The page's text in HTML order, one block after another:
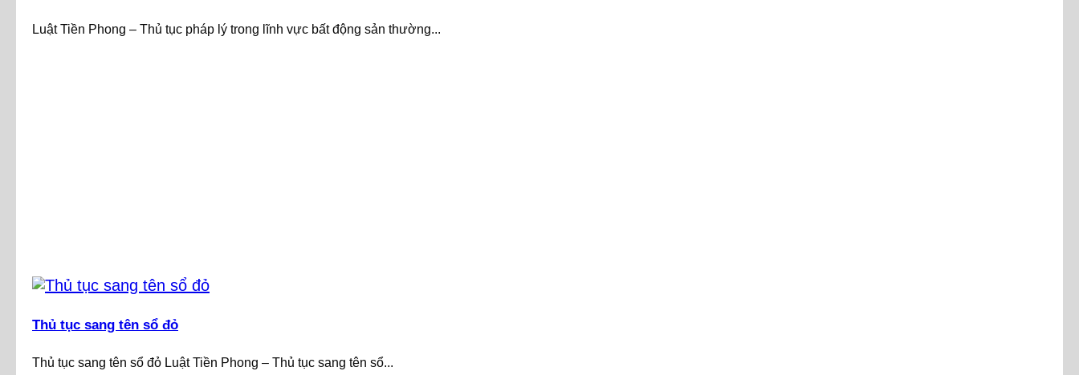
Luật Tiền Phong – Thủ tục pháp lý trong lĩnh vực bất động sản thường...
Thủ tục sang tên sổ đỏ
Thủ tục sang tên sổ đỏ Luật Tiền Phong – Thủ tục sang tên sổ...